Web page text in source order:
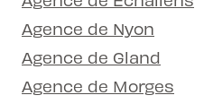
Agence de Nyon
Agence de Gland
Agence de Morges